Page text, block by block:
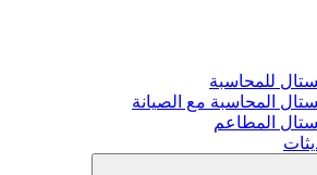
للمحاسبة
المحاسبة مع الصيانة
المطاعم